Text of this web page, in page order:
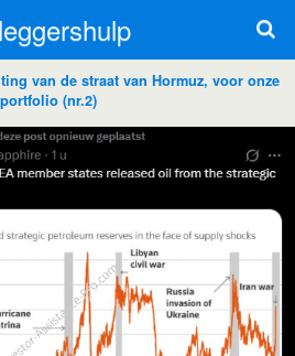
van de straat van Hormuz, voor onze
portfolio (nr.2)